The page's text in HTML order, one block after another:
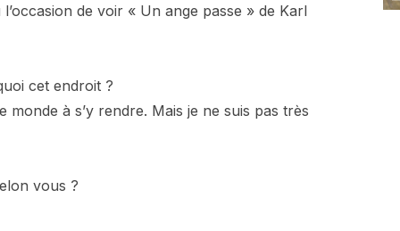
de voir « Un ange passe » de Karl
cet endroit ?
à s’y rendre. Mais je ne suis pas très
vous ?